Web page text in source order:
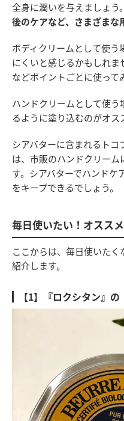
全身に潤いを与えましょう
後のケアなど、さまざまな
ボディクリームとして使
にくいと感じるかもしれま
などポイントごとに使って
ハンドクリームとして使
るように塗り込むのがオス
シアバターに含まれるトコ
は、市販のハンドクリー
す。シアバターでハンドケ
をキープできるでしょう。
毎日使いたい！オスス
ここからは、毎日使いた
紹介します。
【1】『ロクシタン』の